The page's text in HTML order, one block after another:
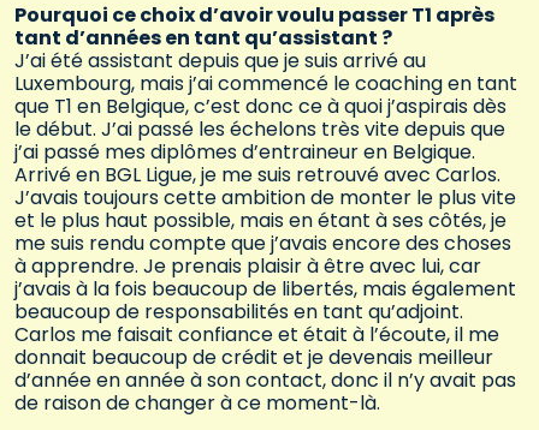
Pourquoi ce choix d’avoir voulu passer T1 après
tant d’années en tant qu’assistant ?
J’ai été assistant depuis que je suis arrivé au
Luxembourg, mais j’ai commencé le coaching en tant
que T1 en Belgique, c’est donc ce à quoi j’aspirais dès
le début. J’ai passé les échelons très vite depuis que
j’ai passé mes diplômes d’entraineur en Belgique.
Arrivé en BGL Ligue, je me suis retrouvé avec Carlos.
J’avais toujours cette ambition de monter le plus vite
et le plus haut possible, mais en étant à ses côtés, je
me suis rendu compte que j’avais encore des choses
à apprendre. Je prenais plaisir à être avec lui, car
j’avais à la fois beaucoup de libertés, mais également
beaucoup de responsabilités en tant qu’adjoint.
Carlos me faisait confiance et était à l’écoute, il me
donnait beaucoup de crédit et je devenais meilleur
d’année en année à son contact, donc il n’y avait pas
de raison de changer à ce moment-là.